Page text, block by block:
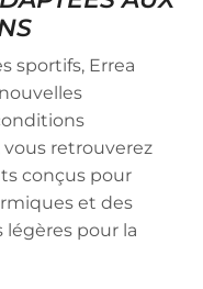
sportifs, Errea
retrouverez
conçus pour
et des
pour la